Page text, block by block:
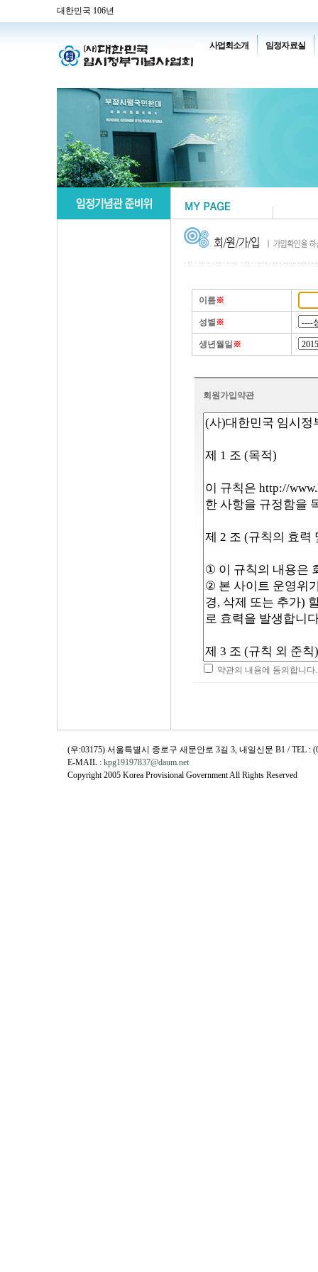
대한민국 106년
사업회소개 임정자료실
이름※
성별 ※
생년월일 ※
회원가입약관
약관의 내용에 동의합니다.
(우:03175) 서울특별시 종로구 새문안로 3길 3, 내일신문 B1 / TEL :
E-MAIL : kpg19197837@daum.net
Copyright 2005 Korea Provisional Government All Rights Reserved